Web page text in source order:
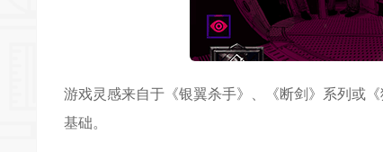
游戏灵感来自于《银翼杀手》、《断剑》系列或
基础。